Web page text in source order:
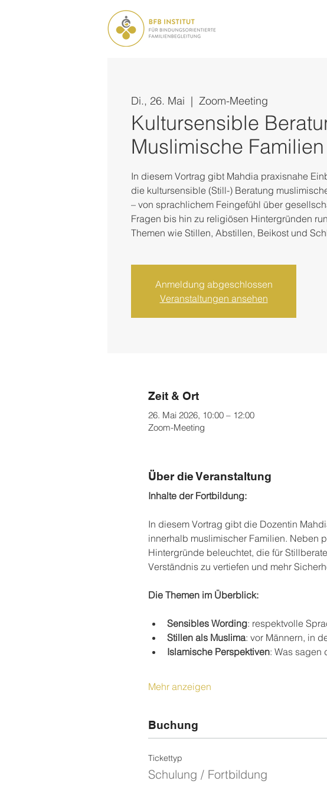
Di., 26. Mai
  |
Zoom-Meeting
Kultursensible
Muslimische Familien
In diesem Vortrag gibt Mahdia praxisnahe
die kultursensible (Still-) Beratung
– von sprachlichem Feingefühl über
Fragen bis hin zu religiösen Hintergründen
Themen wie Stillen, Abstillen, Beikost und
Anmeldung abgeschlossen
Veranstaltungen ansehen
Zeit & Ort
26. Mai 2026, 10:00 – 12:00
Zoom-Meeting
Über die Veranstaltung
Inhalte der Fortbildung:
In diesem Vortrag gibt die Dozentin
innerhalb muslimischer Familien. Neben
Hintergründe beleuchtet, die für
Verständnis zu vertiefen und mehr
Die Themen im Überblick:
Sensibles Wording: respektvolle
Stillen als Muslima: vor Männern, in
Islamische Perspektiven: Was sagen
Mehr anzeigen
Buchung
Tickettyp
Schulung / Fortbildung